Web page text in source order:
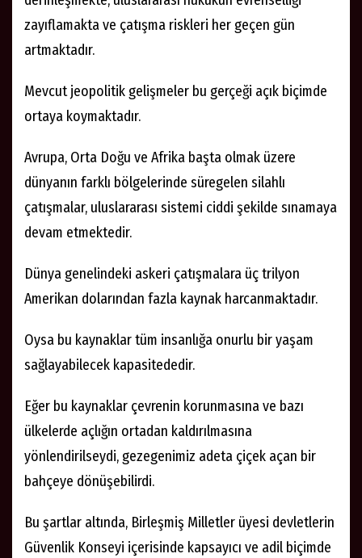
zayıflamakta ve çatışma riskleri her geçen gün
artmaktadır.
Mevcut jeopolitik gelişmeler bu gerçeği açık biçimde
ortaya koymaktadır.
Avrupa, Orta Doğu ve Afrika başta olmak üzere
dünyanın farklı bölgelerinde süregelen silahlı
çatışmalar, uluslararası sistemi ciddi şekilde sınamaya
devam etmektedir.
Dünya genelindeki askeri çatışmalara üç trilyon
Amerikan dolarından fazla kaynak harcanmaktadır.
Oysa bu kaynaklar tüm insanlığa onurlu bir yaşam
sağlayabilecek kapasitededir.
Eğer bu kaynaklar çevrenin korunmasına ve bazı
ülkelerde açlığın ortadan kaldırılmasına
yönlendirilseydi, gezegenimiz adeta çiçek açan bir
bahçeye dönüşebilirdi.
Bu şartlar altında, Birleşmiş Milletler üyesi devletlerin
Güvenlik Konseyi içerisinde kapsayıcı ve adil biçimde